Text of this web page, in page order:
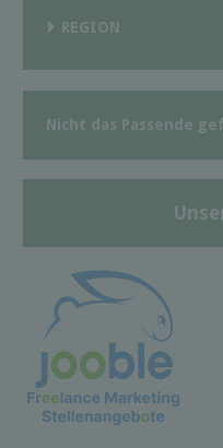
REGION
Nicht das Passende